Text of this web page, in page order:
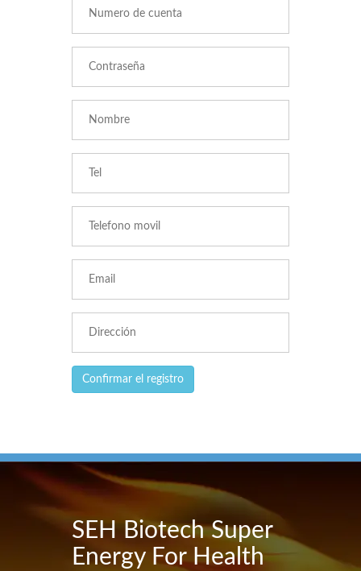
Confirmar el registro
SEH Biotech Super
Energy For Health